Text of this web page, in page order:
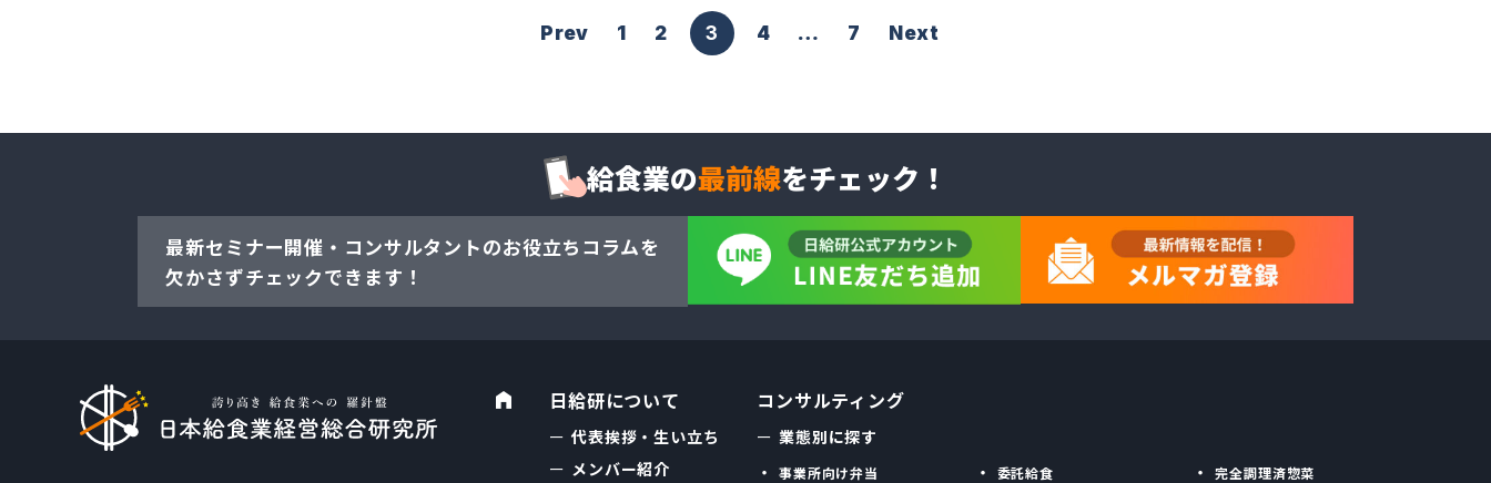
ー
Prev
ペ
1
ペ
2
ペ
3
ペ
4 …
ペ
7 Next
給食業の最前線をチェック！
最新セミナー開催・コンサルタントのお役立ちコラムを
欠かさずチェックできます！
日給研について
代表挨拶・生い立ち
メンバー紹介
コンサルティング
業態別に探す
事業所向け弁当 委託給食
完全調理済惣菜